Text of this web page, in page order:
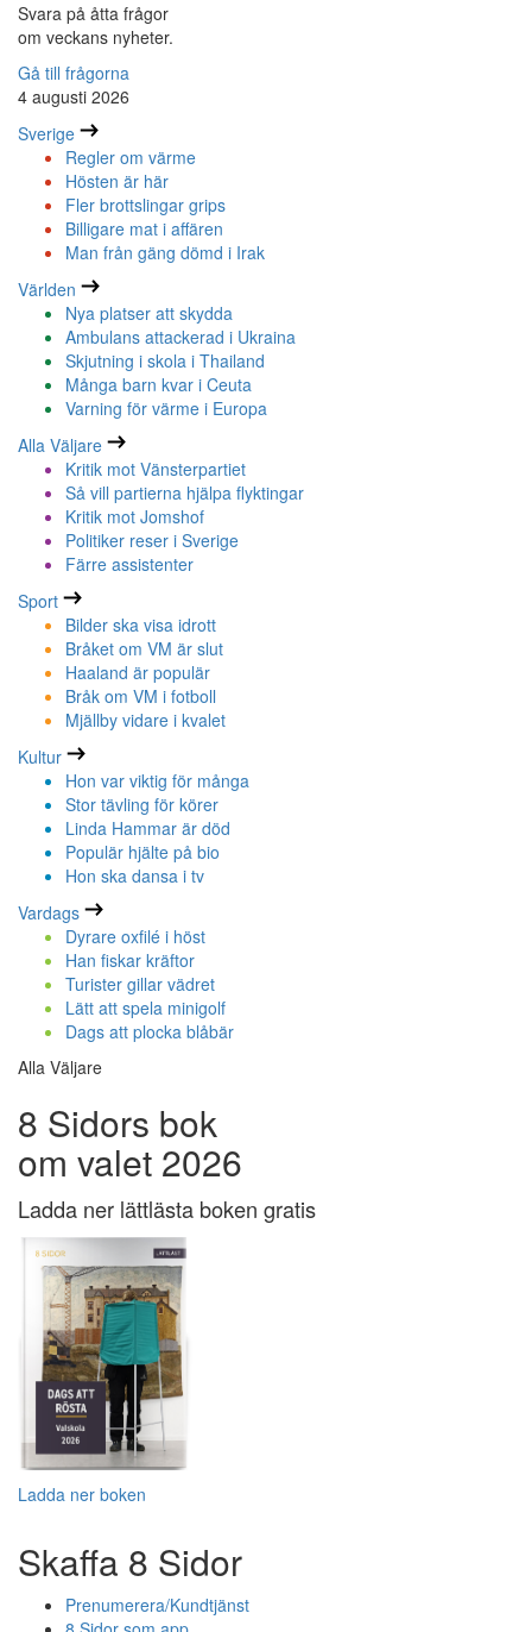
Svara på åtta frågor
om veckans nyheter.
Gå till frågorna
4 augusti 2026
Sverige
Regler om värme
Hösten är här
Fler brottslingar grips
Billigare mat i affären
Man från gäng dömd i Irak
Världen
Nya platser att skydda
Ambulans attackerad i Ukraina
Skjutning i skola i Thailand
Många barn kvar i Ceuta
Varning för värme i Europa
Alla Väljare
Kritik mot Vänsterpartiet
Så vill partierna hjälpa flyktingar
Kritik mot Jomshof
Politiker reser i Sverige
Färre assistenter
Sport
Bilder ska visa idrott
Bråket om VM är slut
Haaland är populär
Bråk om VM i fotboll
Mjällby vidare i kvalet
Kultur
Hon var viktig för många
Stor tävling för körer
Linda Hammar är död
Populär hjälte på bio
Hon ska dansa i tv
Vardags
Dyrare oxfilé i höst
Han fiskar kräftor
Turister gillar vädret
Lätt att spela minigolf
Dags att plocka blåbär
Alla Väljare
8 Sidors bok
om valet 2026
Ladda ner lättlästa boken gratis
Ladda ner boken
Skaffa 8 Sidor
Prenumerera/Kundtjänst